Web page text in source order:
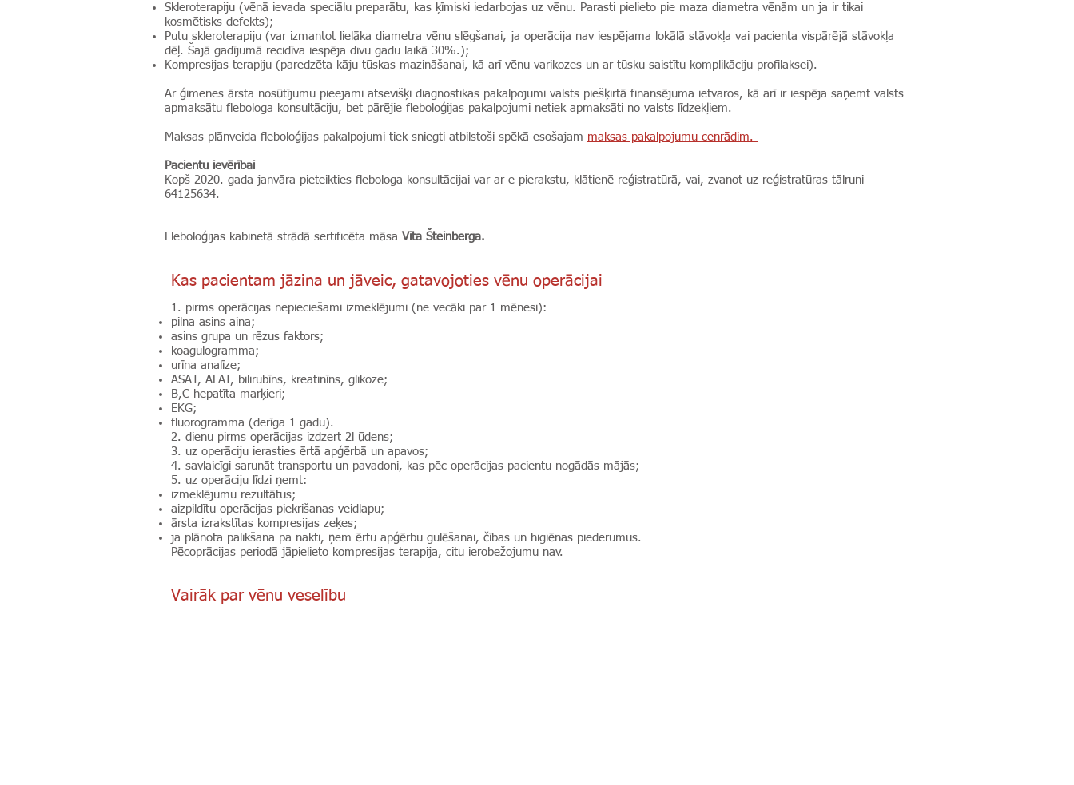
Skleroterapiju (vēnā ievada speciālu preparātu, kas ķīmiski iedarbojas uz vēnu. Parasti pielieto pie maza diametra vēnām un ja ir tikai
kosmētisks defekts);
Putu skleroterapiju (var izmantot lielāka diametra vēnu slēgšanai, ja operācija nav iespējama lokālā stāvokļa vai pacienta vispārējā stāvokļa
dēļ. Šajā gadījumā recidīva iespēja divu gadu laikā 30%.);
Kompresijas terapiju (paredzēta kāju tūskas mazināšanai, kā arī vēnu varikozes un ar tūsku saistītu komplikāciju profilaksei).
Ar ģimenes ārsta nosūtījumu pieejami atsevišķi diagnostikas pakalpojumi valsts piešķirtā finansējuma ietvaros, kā arī ir iespēja saņemt valsts
apmaksātu flebologa konsultāciju, bet pārējie fleboloģijas pakalpojumi netiek apmaksāti no valsts līdzekļiem.
Maksas plānveida fleboloģijas pakalpojumi tiek sniegti atbilstoši spēkā esošajam maksas pakalpojumu cenrādim.
Pacientu ievērībai
Kopš 2020. gada janvāra pieteikties flebologa konsultācijai var ar e-pierakstu, klātienē reģistratūrā, vai, zvanot uz reģistratūras tālruni
64125634.
Fleboloģijas kabinetā strādā sertificēta māsa Vita Šteinberga.
Kas pacientam jāzina un jāveic, gatavojoties vēnu operācijai
1. pirms operācijas nepieciešami izmeklējumi (ne vecāki par 1 mēnesi):
pilna asins aina;
asins grupa un rēzus faktors;
koagulogramma;
urīna analīze;
ASAT, ALAT, bilirubīns, kreatinīns, glikoze;
B,C hepatīta marķieri;
EKG;
fluorogramma (derīga 1 gadu).
2. dienu pirms operācijas izdzert 2l ūdens;
3. uz operāciju ierasties ērtā apģērbā un apavos;
4. savlaicīgi sarunāt transportu un pavadoni, kas pēc operācijas pacientu nogādās mājās;
5. uz operāciju līdzi ņemt:
izmeklējumu rezultātus;
aizpildītu operācijas piekrišanas veidlapu;
ārsta izrakstītas kompresijas zeķes;
ja plānota palikšana pa nakti, ņem ērtu apģērbu gulēšanai, čības un higiēnas piederumus.
Pēcoprācijas periodā jāpielieto kompresijas terapija, citu ierobežojumu nav.
Vairāk par vēnu veselību